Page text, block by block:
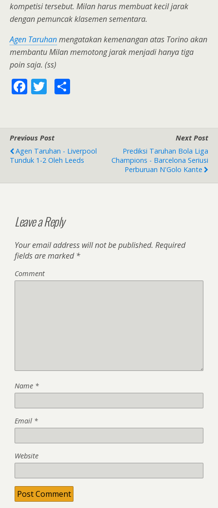
kompetisi tersebut. Milan harus membuat kecil jarak
dengan pemuncak klasemen sementara.
Agen Taruhanmengatakan kemenangan atas Torino akan
membantu Milan memotong jarak menjadi hanya tiga
poin saja. (ss)
F
b
o
o
k
er
Previous Post
Agen Taruhan - Liverpool
Tunduk 1-2 Oleh Leeds
Next Post
Prediksi Taruhan Bola Liga
Champions - Barcelona Seriusi
Perburuan N'Golo Kante
Leave a Reply
Your email address will not be published. Required
fields are marked*
Comment
Name *
Email *
Website